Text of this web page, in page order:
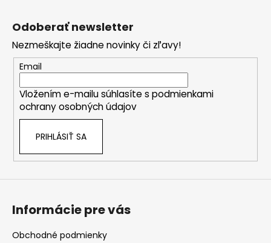
Odoberať newsletter
Nezmeškajte žiadne novinky či zľavy!
Email
Vložením e-mailu súhlasíte s podmienkami
ochrany osobných údajov
PRIHLÁSIŤ SA
Informácie pre vás
Obchodné podmienky